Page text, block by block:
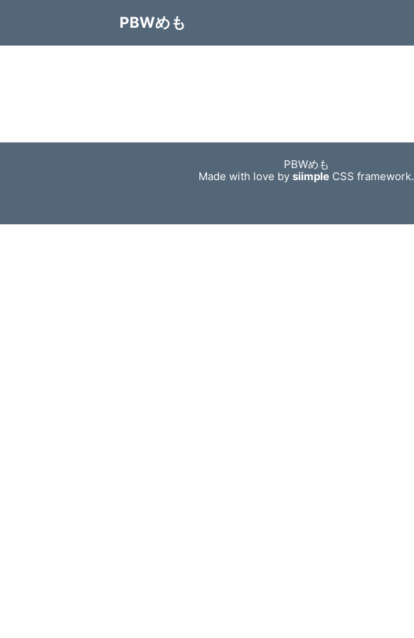
PBWめも
PBWめも
Made with love bysiimple CSS framework.